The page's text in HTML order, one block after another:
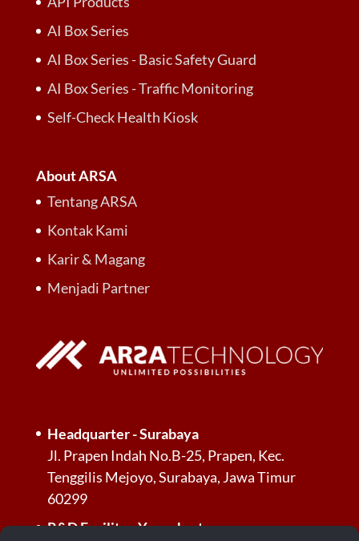
AI Box Series
AI Box Series - Basic Safety Guard
AI Box Series - Traffic Monitoring
Self-Check Health Kiosk
About ARSA
Tentang ARSA
Kontak Kami
Karir & Magang
Menjadi Partner
Headquarter - Surabaya
Jl. Prapen Indah No.B-25, Prapen, Kec.
Tenggilis Mejoyo, Surabaya, Jawa Timur
60299
R&D Facility - Yogyakarta